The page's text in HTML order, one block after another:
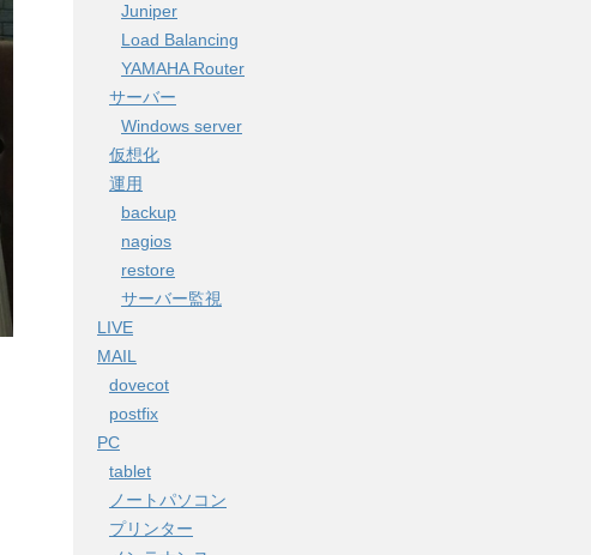
Juniper
Load Balancing
YAMAHA Router
サーバー
Windows server
仮想化
運用
backup
nagios
restore
サーバー監視
LIVE
MAIL
dovecot
postfix
PC
tablet
ノートパソコン
プリンター